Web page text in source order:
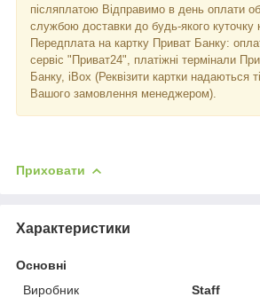
післяплатою Відправимо в день оплати
службою доставки до будь-якого куточку
Передплата на картку Приват Банку:
сервіс "Приват24", платіжні термінали
Банку, iBox (Реквізити картки надаються
Вашого замовлення менеджером).
Приховати
Характеристики
Основні
Виробник
Staff